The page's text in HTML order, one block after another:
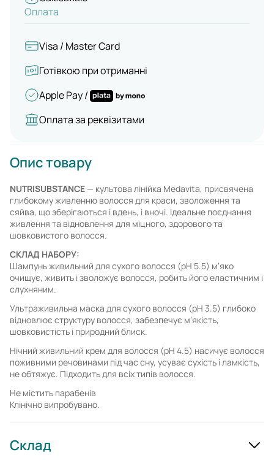
Оплата
Visa / Master Card
Готівкою при отриманні
Apple Pay /
Оплата за реквізитами
Опис товару
NUTRISUBSTANCE — культова лінійка Medavita, присвячена
глибокому живленню волосся для краси, зволоження та
сяйва, що зберігаються і вдень, і вночі. Ідеальне поєднання
живлення та відновлення для міцного, здорового та
шовковистого волосся.
СКЛАД НАБОРУ:
Шампунь живильний для сухого волосся (pH 5.5) м’яко
очищує, живить і зволожує волосся, робить його еластичним і
слухняним.
Ультраживильна маска для сухого волосся (pH 3.5) глибоко
відновлює структуру волосся, забезпечує м’якість,
шовковистість і природний блиск.
Нічний живильний крем для волосся (pH 4.5) насичує волосся
поживними речовинами під час сну, усуває сухість і ламкість,
не обтяжує. Підходить для всіх типів волосся.
Не містить парабенів
Клінічно випробувано.
Склад